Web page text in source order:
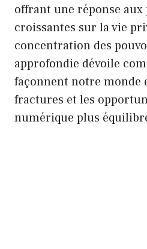
offrant une réponse
croissantes sur la vie
concentration des
approfondie dévoile
façonnent notre monde
fractures et les
numérique plus